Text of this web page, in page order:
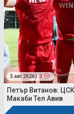
5 авг 2026 | 3
Петър Витанов:
Макаби Тел Авив